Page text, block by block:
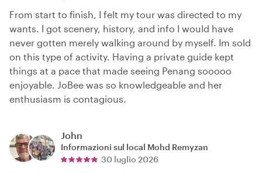
From start to finish, I felt my tour was directed to my
wants. I got scenery, history, and info I would have
never gotten merely walking around by myself. Im sold
on this type of activity. Having a private guide kept
things at a pace that made seeing Penang sooooo
enjoyable. JoBee was so knowledgeable and her
enthusiasm is contagious.
John
Informazioni sul local Mohd Remyzan
30 luglio 2026